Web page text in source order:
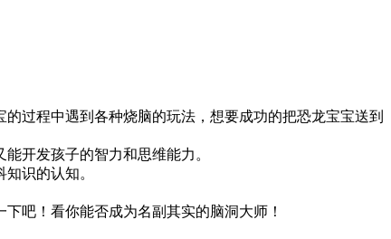
过程中遇到各种烧脑的玩法，想要成功的把恐龙宝宝送到
开发孩子的智力和思维能力。
识的认知。
吧！看你能否成为名副其实的脑洞大师！